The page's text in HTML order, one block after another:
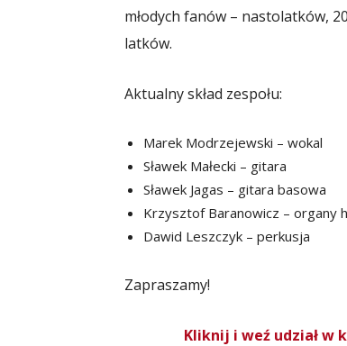
młodych fanów – nastolatków,
latków.
Aktualny skład zespołu:
Marek Modrzejewski – wokal
Sławek Małecki – gitara
Sławek Jagas – gitara basowa
Krzysztof Baranowicz – organy
Dawid Leszczyk – perkusja
Zapraszamy!
Kliknij i weź udział w